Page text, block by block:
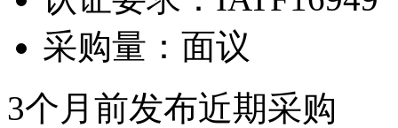
采购量： 面议
3个月前发布近期采购